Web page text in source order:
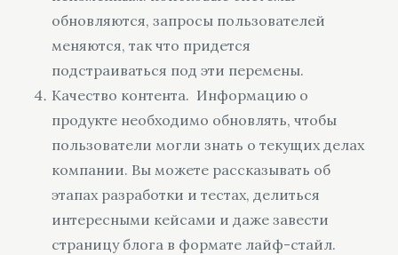
обновляются, запросы пользователей
меняются, так что придется
подстраиваться под эти перемены.
Качество контента. Информацию о
продукте необходимо обновлять, чтобы
пользователи могли знать о текущих делах
компании. Вы можете рассказывать об
этапах разработки и тестах, делиться
интересными кейсами и даже завести
страницу блога в формате лайф-стайл.